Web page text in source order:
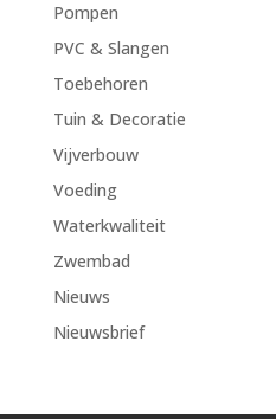
Pompen
PVC & Slangen
Toebehoren
Tuin & Decoratie
Vijverbouw
Voeding
Waterkwaliteit
Zwembad
Nieuws
Nieuwsbrief